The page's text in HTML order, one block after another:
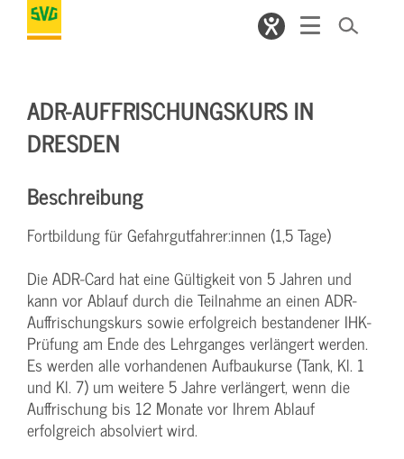
ADR-AUFFRISCHUNGSKURS IN
DRESDEN
Beschreibung
Fortbildung für Gefahrgutfahrer:innen (1,5 Tage)
Die ADR-Card hat eine Gültigkeit von 5 Jahren und
kann vor Ablauf durch die Teilnahme an einen ADR-
Auffrischungskurs sowie erfolgreich bestandener IHK-
Prüfung am Ende des Lehrganges verlängert werden.
Es werden alle vorhandenen Aufbaukurse (Tank, Kl. 1
und Kl. 7) um weitere 5 Jahre verlängert, wenn die
Auffrischung bis 12 Monate vor Ihrem Ablauf
erfolgreich absolviert wird.